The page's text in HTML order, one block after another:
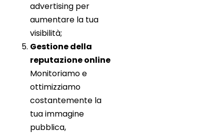
advertising per
aumentare la tua
visibilità;
Gestione della
reputazione online
Monitoriamo e
ottimizziamo
costantemente la
tua immagine
pubblica,